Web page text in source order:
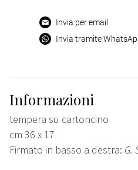
Invia per email
Invia tramite
Informazioni
tempera su cartoncino
cm 36 x 17
Firmato in basso a destra: G.